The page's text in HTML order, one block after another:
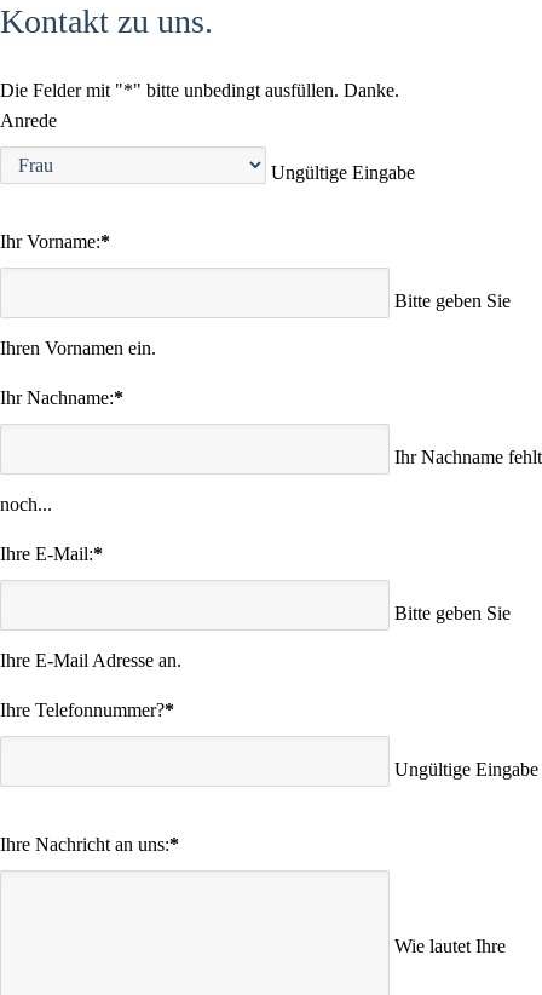
Kontakt zu uns.
Die Felder mit "*" bitte unbedingt ausfüllen. Danke.
Anrede
Ungültige Eingabe
Ihr Vorname:*
Bitte geben Sie
Ihren Vornamen ein.
Ihr Nachname:*
Ihr Nachname fehlt
noch...
Ihre E-Mail:*
Bitte geben Sie
Ihre E-Mail Adresse an.
Ihre Telefonnummer?*
Ungültige Eingabe
Ihre Nachricht an uns:*
Wie lautet Ihre